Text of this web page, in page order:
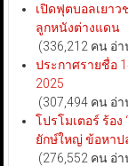
เปิดฟุตบอลเยา
ลูกหนังต่างแดน
(336,212 คน อ่
ประกาศรายชื่อ
2025
(307,494 คน อ่
โปรโมเตอร์ ร้อ
ยักษ์ใหญ่ ข้อหาป
(276,552 คน อ่